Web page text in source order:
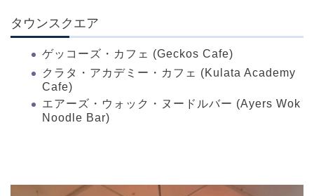
タウンスクエア
ゲッコーズ・カフェ (Geckos Cafe)
クラタ・アカデミー・カフェ (Kulata Academy
Cafe)
エアーズ・ウォック・ヌードルバー (Ayers Wok
Noodle Bar)